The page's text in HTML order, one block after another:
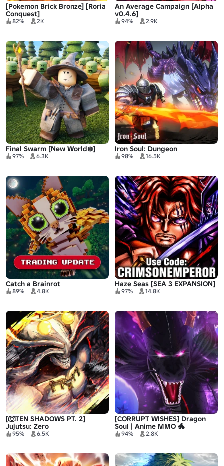
[Pokemon Brick Bronze] [Roria
Conquest]
82% 2K
An Average Campaign [Alpha
v0.4.6]
94% 2.9K
Final Swarm [New World❄️]
97% 6.3K
Iron Soul: Dungeon
98% 16.5K
Catch a Brainrot
89% 4.8K
Haze Seas [SEA 3 EXPANSION]
97% 14.8K
[🐺TEN SHADOWS PT. 2]
Jujutsu: Zero
95% 6.5K
[CORRUPT WISHES] Dragon
Soul | Anime MMO 🐲
94% 2.8K